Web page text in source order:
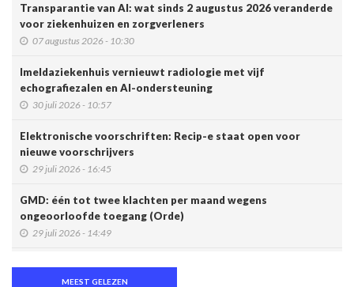
Transparantie van AI: wat sinds 2 augustus 2026 veranderde
voor ziekenhuizen en zorgverleners
07 augustus 2026 - 10:30
Imeldaziekenhuis vernieuwt radiologie met vijf
echografiezalen en AI-ondersteuning
30 juli 2026 - 10:57
Elektronische voorschriften: Recip-e staat open voor
nieuwe voorschrijvers
29 juli 2026 - 16:45
GMD: één tot twee klachten per maand wegens
ongeoorloofde toegang (Orde)
29 juli 2026 - 14:49
zorgverlenersMEEST GELEZEN